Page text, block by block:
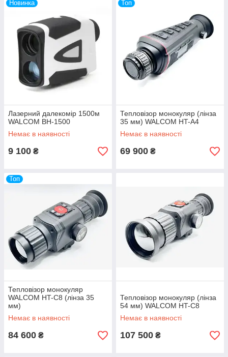
Новинка
Лазерний далекомір 1500м
WALCOM BH-1500
Немає в наявності
9 100 ₴
Топ
Тепловізор монокуляр (лінза
35 мм) WALCOM HT-A4
Немає в наявності
69 900 ₴
Топ
Тепловізор монокуляр
WALCOM HT-С8 (лінза 35
мм)
Немає в наявності
84 600 ₴
Тепловізор монокуляр (лінза
54 мм) WALCOM HT-C8
Немає в наявності
107 500 ₴